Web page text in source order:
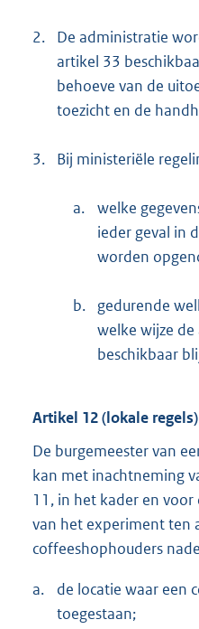
2.
De administratie
artikel 33
behoeve van de
toezicht en de
3. Bij ministeriële
a.
welke
ieder geval in
worden
b.
gedurende
welke wijze
beschikbaar
Artikel 12 (lokale regels)
De burgemeester van
kan met inachtneming
11, in het kader en
van het experiment ten
coffeeshophouders
a.
de locatie waar een
toegestaan;